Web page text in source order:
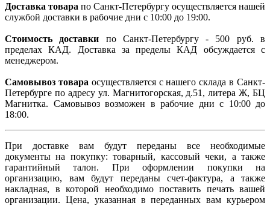
Доставка товара по Санкт-Петербургу осуществляется нашей
службой доставки в рабочие дни с 10:00 до 19:00.
Стоимость доставки по Санкт-Петербургу - 500 руб. в
пределах КАД. Доставка за пределы КАД обсуждается с
менеджером.
Самовывоз товара осуществляется с нашего склада в Санкт-
Петербурге по адресу ул. Магнитогорская, д.51, литера Ж, БЦ
Магнитка. Самовывоз возможен в рабочие дни с 10:00 до
18:00.
При доставке вам будут переданы все необходимые
документы на покупку: товарный, кассовый чеки, а также
гарантийный талон. При оформлении покупки на
организацию, вам будут переданы счет-фактура, а также
накладная, в которой необходимо поставить печать вашей
организации. Цена, указанная в переданных вам курьером